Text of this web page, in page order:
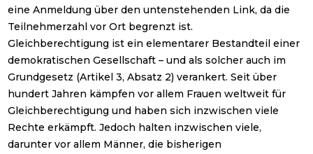
eine Anmeldung über den untenstehenden Link, da die
Teilnehmerzahl vor Ort begrenzt ist.
Gleichberechtigung ist ein elementarer Bestandteil einer
demokratischen Gesellschaft – und als solcher auch im
Grundgesetz (Artikel 3, Absatz 2) verankert. Seit über
hundert Jahren kämpfen vor allem Frauen weltweit für
Gleichberechtigung und haben sich inzwischen viele
Rechte erkämpft. Jedoch halten inzwischen viele,
darunter vor allem Männer, die bisherigen